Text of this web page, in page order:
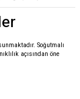
Soğutmalı
açısından öne